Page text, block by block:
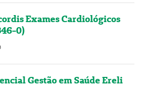
Exames Cardiológicos
0)
Gestão em Saúde Ereli